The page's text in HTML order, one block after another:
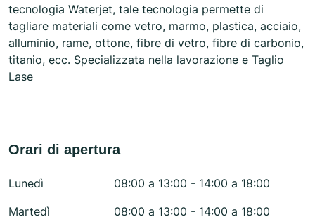
tecnologia Waterjet, tale tecnologia permette di
tagliare materiali come vetro, marmo, plastica, acciaio,
alluminio, rame, ottone, fibre di vetro, fibre di carbonio,
titanio, ecc. Specializzata nella lavorazione e Taglio
Lase
Orari di apertura
Lunedì
08:00 a 13:00 - 14:00 a 18:00
Martedì
08:00 a 13:00 - 14:00 a 18:00